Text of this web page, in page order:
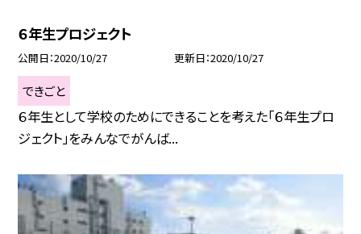
６年生プロジェクト
公開日 2020/10/27 更新日 2020/10/27
できごと
６年生として学校のためにできることを考えた「６年生プロ
ジェクト」をみんなでがんば...